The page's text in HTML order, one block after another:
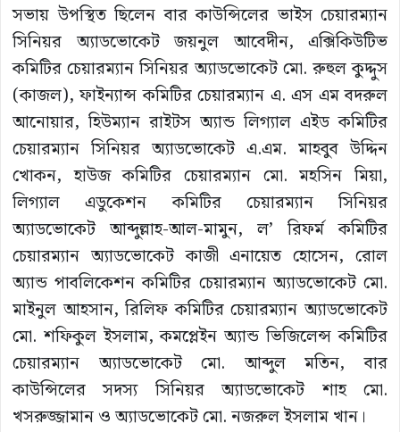
সভায় উপস্থিত ছিলেন বার কাউন্সিলের ভাইস চেয়ারম্যান
সিনিয়র অ্যাডভোকেট জয়নুল আবেদীন, এক্সিকিউটিভ
কমিটির চেয়ারম্যান সিনিয়র অ্যাডভোকেট মো. রুহুল কুদ্দুস
(কাজল), ফাইন্যান্স কমিটির চেয়ারম্যান এ. এস এম বদরুল
আনোয়ার, হিউম্যান রাইটস অ্যান্ড লিগ্যাল এইড কমিটির
চেয়ারম্যান সিনিয়র অ্যাডভোকেট এ.এম. মাহবুব উদ্দিন
খোকন, হাউজ কমিটির চেয়ারম্যান মো. মহসিন মিয়া,
লিগ্যাল এডুকেশন কমিটির চেয়ারম্যান সিনিয়র
অ্যাডভোকেট আব্দুল্লাহ-আল-মামুন, ল’ রিফর্ম কমিটির
চেয়ারম্যান অ্যাডভোকেট কাজী এনায়েত হোসেন, রোল
অ্যান্ড পাবলিকেশন কমিটির চেয়ারম্যান অ্যাডভোকেট মো.
মাইনুল আহসান, রিলিফ কমিটির চেয়ারম্যান অ্যাডভোকেট
মো. শফিকুল ইসলাম, কমপ্লেইন অ্যান্ড ভিজিলেন্স কমিটির
চেয়ারম্যান অ্যাডভোকেট মো. আব্দুল মতিন, বার
কাউন্সিলের সদস্য সিনিয়র অ্যাডভোকেট শাহ মো.
খসরুজ্জামান ও অ্যাডভোকেট মো. নজরুল ইসলাম খান।